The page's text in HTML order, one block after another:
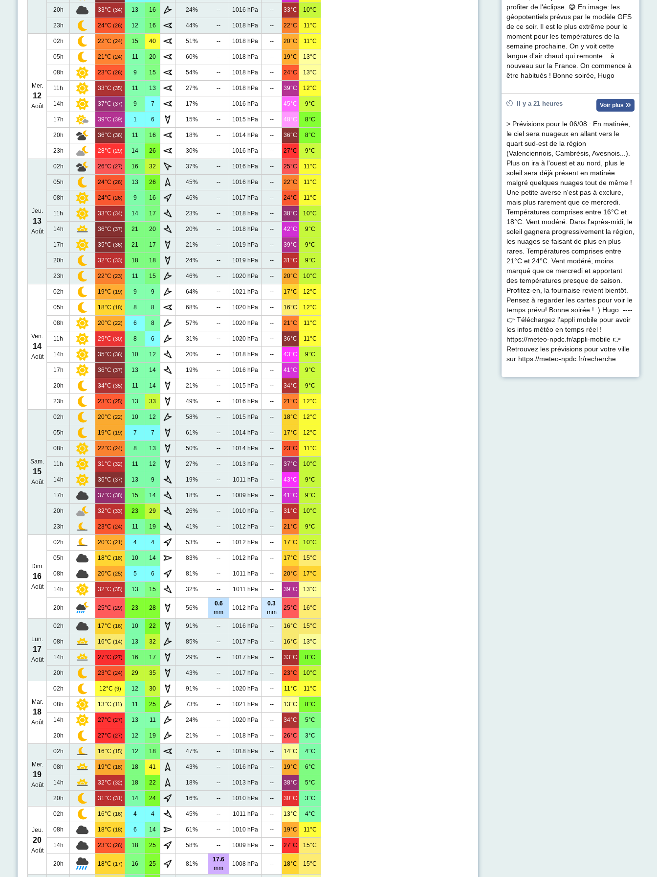
20h 33°C (34) 13 16 24% -- 1016 hPa -- 33°C 10°C
23h 24°C (26) 12 16 44% -- 1018 hPa -- 22°C 11°C
Mer.
12
Août
02h 22°C (24) 15 40 51% -- 1018 hPa -- 20°C 11°C
05h 21°C (24) 11 20 60% -- 1018 hPa -- 19°C 13°C
08h 23°C (26) 9 15 54% -- 1018 hPa -- 24°C 13°C
11h 33°C (35) 11 13 27% -- 1018 hPa -- 39°C 12°C
14h 37°C (37) 9 7 17% -- 1016 hPa -- 45°C 9°C
17h 39°C (39) 1 6 15% -- 1015 hPa -- 48°C 8°C
20h 36°C (36) 11 16 18% -- 1014 hPa -- 36°C 8°C
23h 28°C (29) 14 26 30% -- 1016 hPa -- 27°C 9°C
Jeu.
13
Août
02h 26°C (27) 16 32 37% -- 1016 hPa -- 25°C 11°C
05h 24°C (26) 13 26 45% -- 1016 hPa -- 22°C 11°C
08h 24°C (26) 9 16 46% -- 1017 hPa -- 24°C 11°C
11h 33°C (34) 14 17 23% -- 1018 hPa -- 38°C 10°C
14h 36°C (37) 21 20 20% -- 1018 hPa -- 42°C 9°C
17h 35°C (36) 21 17 21% -- 1019 hPa -- 39°C 9°C
20h 32°C (33) 18 18 24% -- 1019 hPa -- 31°C 9°C
23h 22°C (23) 11 15 46% -- 1020 hPa -- 20°C 10°C
Ven.
14
Août
02h 19°C (19) 9 9 64% -- 1021 hPa -- 17°C 12°C
05h 18°C (18) 8 8 68% -- 1020 hPa -- 16°C 12°C
08h 20°C (22) 6 8 57% -- 1020 hPa -- 21°C 11°C
11h 29°C (30) 8 6 31% -- 1020 hPa -- 36°C 11°C
14h 35°C (36) 10 12 20% -- 1018 hPa -- 43°C 9°C
17h 36°C (37) 13 14 19% -- 1016 hPa -- 41°C 9°C
20h 34°C (35) 11 14 21% -- 1015 hPa -- 34°C 9°C
23h 23°C (25) 13 33 49% -- 1016 hPa -- 21°C 12°C
Sam.
15
Août
02h 20°C (22) 10 12 58% -- 1015 hPa -- 18°C 12°C
05h 19°C (19) 7 7 61% -- 1014 hPa -- 17°C 12°C
08h 22°C (24) 8 13 50% -- 1014 hPa -- 23°C 11°C
11h 31°C (32) 11 12 27% -- 1013 hPa -- 37°C 10°C
14h 36°C (37) 13 9 19% -- 1011 hPa -- 43°C 9°C
17h 37°C (38) 15 14 18% -- 1009 hPa -- 41°C 9°C
20h 32°C (33) 23 29 26% -- 1010 hPa -- 31°C 10°C
23h 23°C (24) 11 19 41% -- 1012 hPa -- 21°C 9°C
Dim.
16
Août
02h 20°C (21) 4 4 53% -- 1012 hPa -- 17°C 10°C
05h 18°C (18) 10 14 83% -- 1012 hPa -- 17°C 15°C
08h 20°C (25) 5 6 81% -- 1011 hPa -- 20°C 17°C
14h 32°C (35) 13 15 32% -- 1011 hPa -- 39°C 13°C
20h 25°C (29) 23 28 56%
0.6
mm
1012 hPa
0.3
mm
25°C 16°C
Lun.
17
Août
02h 17°C (16) 10 22 91% -- 1016 hPa -- 16°C 15°C
08h 16°C (14) 13 32 85% -- 1017 hPa -- 16°C 13°C
14h 27°C (27) 16 17 29% -- 1017 hPa -- 33°C 8°C
20h 23°C (24) 29 35 43% -- 1017 hPa -- 23°C 10°C
Mar.
18
Août
02h 12°C (9) 12 30 91% -- 1020 hPa -- 11°C 11°C
08h 13°C (11) 11 25 73% -- 1021 hPa -- 13°C 8°C
14h 27°C (27) 13 11 24% -- 1020 hPa -- 34°C 5°C
20h 27°C (27) 12 19 21% -- 1018 hPa -- 26°C 3°C
Mer.
19
Août
02h 16°C (15) 12 18 47% -- 1018 hPa -- 14°C 4°C
08h 19°C (18) 18 41 43% -- 1016 hPa -- 19°C 6°C
14h 32°C (32) 18 22 18% -- 1013 hPa -- 38°C 5°C
20h 31°C (31) 14 24 16% -- 1010 hPa -- 30°C 3°C
Jeu.
20
Août
02h 16°C (16) 4 4 45% -- 1011 hPa -- 13°C 4°C
08h 18°C (18) 6 14 61% -- 1010 hPa -- 19°C 11°C
14h 23°C (26) 18 25 58% -- 1009 hPa -- 27°C 15°C
20h 18°C (17) 16 25 81%
17.6
mm
1008 hPa -- 18°C 15°C
profiter de l'éclipse. 😅 En image: les
géopotentiels prévus par le modèle GFS
de ce soir. Il est le plus extrême pour le
moment pour les températures de la
semaine prochaine. On y voit cette
langue d'air chaud qui remonte... à
nouveau sur la France. On commence à
être habitués ! Bonne soirée, Hugo
Il y a 21 heures Voir plus
> Prévisions pour le 06/08 : En matinée,
le ciel sera nuageux en allant vers le
quart sud-est de la région
(Valenciennois, Cambrésis, Avesnois...).
Plus on ira à l'ouest et au nord, plus le
soleil sera déjà présent en matinée
malgré quelques nuages tout de même !
Une petite averse n'est pas à exclure,
mais plus rarement que ce mercredi.
Températures comprises entre 16°C et
18°C. Vent modéré. Dans l'après-midi, le
soleil gagnera progressivement la région,
les nuages se faisant de plus en plus
rares. Températures comprises entre
21°C et 24°C. Vent modéré, moins
marqué que ce mercredi et apportant
des températures presque de saison.
Profitez-en, la fournaise revient bientôt.
Pensez à regarder les cartes pour voir le
temps prévu! Bonne soirée ! :) Hugo. ----
👉 Téléchargez l'appli mobile pour avoir
les infos météo en temps réel !
https://meteo-npdc.fr/appli-mobile 👉
Retrouvez les prévisions pour votre ville
sur https://meteo-npdc.fr/recherche